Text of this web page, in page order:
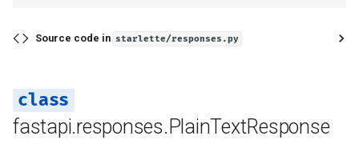
Source code in starlette/responses.py
fastapi.responses.PlainTextResponse